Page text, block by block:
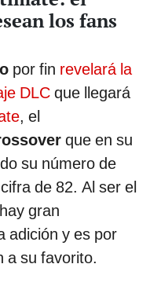
los fans
por fin revelará la
DLC que llegará
, el
que en su
su número de
de 82. Al ser el
gran
adición y es por
a su favorito.